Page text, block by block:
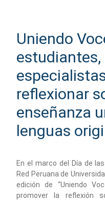
Uniendo
reflexionar
enseñanza
lenguas
En el marco del Día de
Red Peruana de
edición de “Uniendo
promover la reflexión